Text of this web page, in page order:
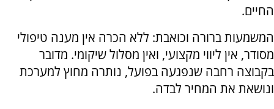
החיים.
המשמעות ברורה וכואבת: ללא הכרה אין מענה טיפולי
מסודר, אין ליווי מקצועי, ואין מסלול שיקומי. מדובר
בקבוצה רחבה שנפגעה בפועל, נותרה מחוץ למערכת
ונושאת את המחיר לבדה.